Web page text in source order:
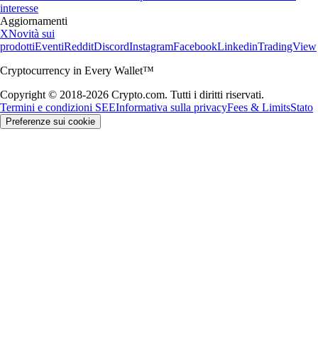
interesse
Aggiornamenti
XNovità sui
prodottiEventiRedditDiscordInstagramFacebookLinkedinTradingView
Cryptocurrency in Every Wallet™
Copyright © 2018-2026 Crypto.com. Tutti i diritti riservati.
Termini e condizioni SEEInformativa sulla privacyFees & LimitsStato
Preferenze sui cookie